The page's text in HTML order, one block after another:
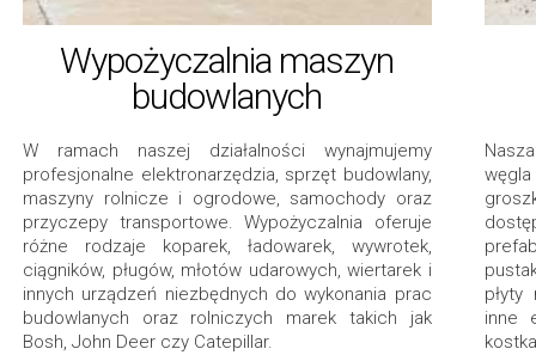
Wypożyczalnia maszyn
budowlanych
W ramach naszej działalności wynajmujemy
profesjonalne elektronarzędzia, sprzęt budowlany,
maszyny rolnicze i ogrodowe, samochody oraz
przyczepy transportowe. Wypożyczalnia oferuje
różne rodzaje koparek, ładowarek, wywrotek,
ciągników, pługów, młotów udarowych, wiertarek i
innych urządzeń niezbędnych do wykonania prac
budowlanych oraz rolniczych marek takich jak
Bosh, John Deer czy Catepillar.
inne